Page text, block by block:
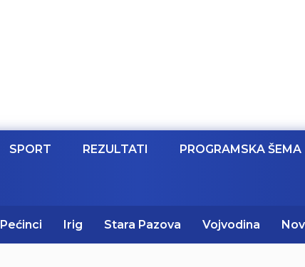
SPORT REZULTATI PROGRAMSKA ŠEMA
Pećinci Irig Stara Pazova Vojvodina